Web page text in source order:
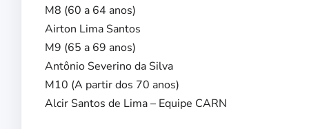
M8 (60 a 64 anos)
Airton Lima Santos
M9 (65 a 69 anos)
Antônio Severino da Silva
M10 (A partir dos 70 anos)
Alcir Santos de Lima – Equipe CARN